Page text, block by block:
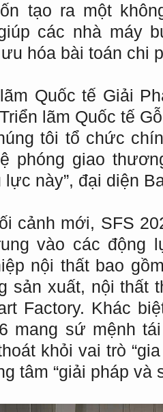
tạo ra một
các nhà máy
hóa bài toán chi
Quốc tế Giải
lãm Quốc tế
tôi tổ chức
phóng giao
lực này”, đại diện
cảnh mới, SFS
vào các động
nội thất bao
sản xuất, nội thất
Factory. Khác
mang sứ mệnh
khỏi vai trò
tâm “giải pháp và